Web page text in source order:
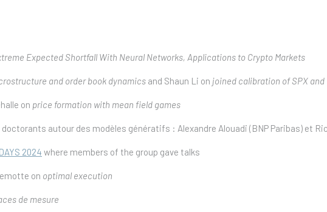
Expected Shortfall With Neural Networks, Applications to Crypto Markets
and order book dynamics and Shaun Li on joined calibration of SPX and
on price formation with mean field games
autour des modèles génératifs : Alexandre Alouadi (BNP Paribas) et
2024 where members of the group gave talks
on optimal execution
de mesure